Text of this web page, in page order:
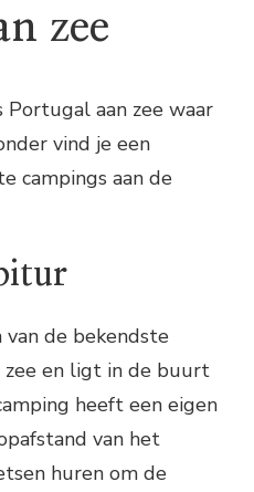
zee
Portugal aan zee waar
vind je een
campings aan de
de bekendste
zee en ligt in de buurt
heeft een eigen
van het
huren om de